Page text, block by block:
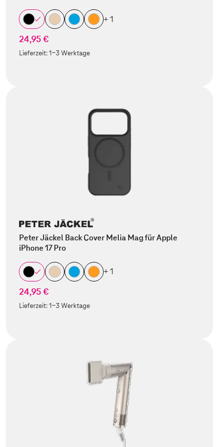
+ 1
24,95 €
Lieferzeit:1-3 Werktage
Peter Jäckel Back Cover Melia Mag für Apple
iPhone 17 Pro
+ 1
24,95 €
Lieferzeit:1-3 Werktage